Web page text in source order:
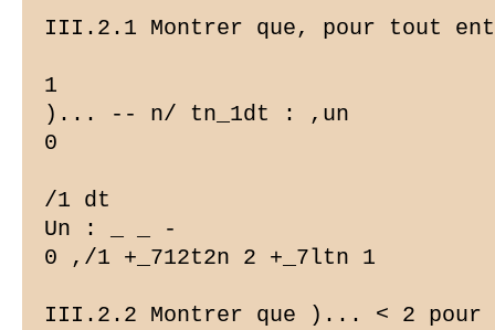
III.2.1 Montrer que, pour tout
1
)... -- n/ tn_1dt : ,un
0
/1 dt
Un : _ _ -
0 ,/1 +_712t2n 2 +_7ltn 1
III.2.2 Montrer que )... < 2 pour